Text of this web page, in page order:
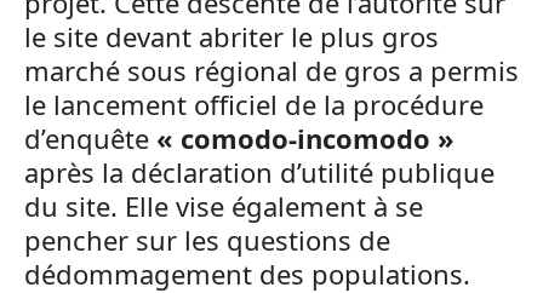
le site devant abriter le plus gros
marché sous régional de gros a permis
le lancement officiel de la procédure
d’enquête « comodo-incomodo »
après la déclaration d’utilité publique
du site. Elle vise également à se
pencher sur les questions de
dédommagement des populations.